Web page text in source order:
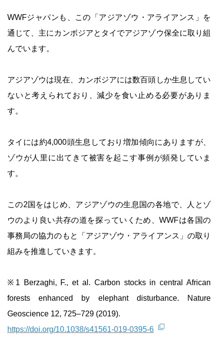
WWFジャパンも、この「アジアゾウ・アライアンス」を
通じて、主にカンボジアとタイでアジアゾウ保全に取り組
んでいます。
アジアゾウは現在、カンボジアには数百頭しか生息してい
ないと考えられており、減少を食い止める必要がありま
す。
タイには約4,000頭生息しており増加傾向にありますが、
ゾウが人里に出てきて被害を起こす事例が頻発していま
す。
この2国をはじめ、アジアゾウの生息国の各地で、人とゾ
ウのより良い共存の道を探っていくため、WWFは各国の
事務局の協力のもと「アジアゾウ・アライアンス」の取り
組みを推進していきます。
※1 Berzaghi, F., et al. Carbon stocks in central African
forests enhanced by elephant disturbance. Nature
Geoscience 12, 725–729 (2019).
https://doi.org/10.1038/s41561-019-0395-6